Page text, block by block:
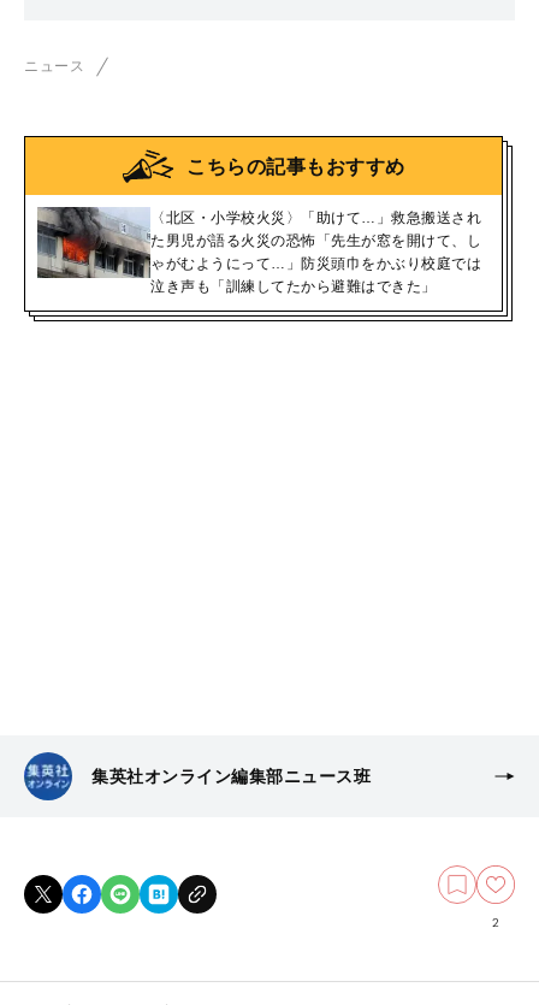
ニュース
こちらの記事もおすすめ
〈北区・小学校火災〉「助けて…」救急搬送され
た男児が語る火災の恐怖「先生が窓を開けて、し
ゃがむようにって…」防災頭巾をかぶり校庭では
泣き声も「訓練してたから避難はできた」
集英社オンライン編集部ニュース班
2